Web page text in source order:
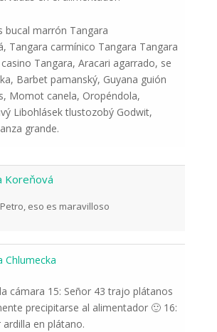
bucal marrón Tangara
Tangara carmínico Tangara Tangara
Tangara, Aracari agarrado, se
Barbet pamanský, Guyana guión
Momot canela, Oropéndola,
Libohlásek tlustozobý Godwit,
grande.
Koreňová
eso es maravilloso
Chlumecka
cámara 15: Señor 43 trajo plátanos
precipitarse al alimentador 🙂 16:
en plátano.